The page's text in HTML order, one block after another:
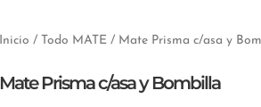
Inicio / Todo MATE / Mate Prisma c/asa y
Mate Prisma c/asa y Bombilla